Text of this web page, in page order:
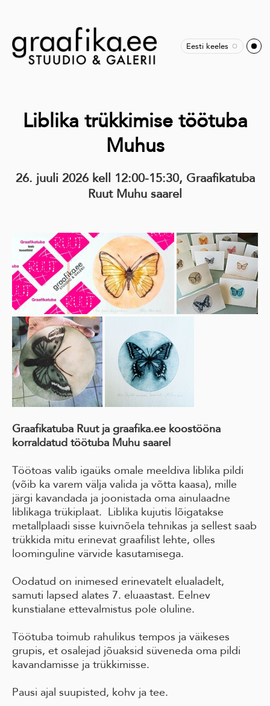
Eesti keeles
Liblika trükkimise töötuba
Muhus
26. juuli 2026 kell 12:00-15:30, Graafikatuba
Ruut Muhu saarel
Graafikatuba Ruut ja graafika.ee koostööna
korraldatud töötuba Muhu saarel
Töötoas valib igaüks omale meeldiva liblika pildi
(võib ka varem välja valida ja võtta kaasa), mille
järgi kavandada ja joonistada oma ainulaadne
liblikaga trükiplaat. Liblika kujutis lõigatakse
metallplaadi sisse kuivnõela tehnikas ja sellest saab
trükkida mitu erinevat graafilist lehte, olles
loominguline värvide kasutamisega.
Oodatud on inimesed erinevatelt elualadelt,
samuti lapsed alates 7. eluaastast. Eelnev
kunstialane ettevalmistus pole oluline.
Töötuba toimub rahulikus tempos ja väikeses
grupis, et osalejad jõuaksid süveneda oma pildi
kavandamisse ja trükkimisse.
Pausi ajal suupisted, kohv ja tee.